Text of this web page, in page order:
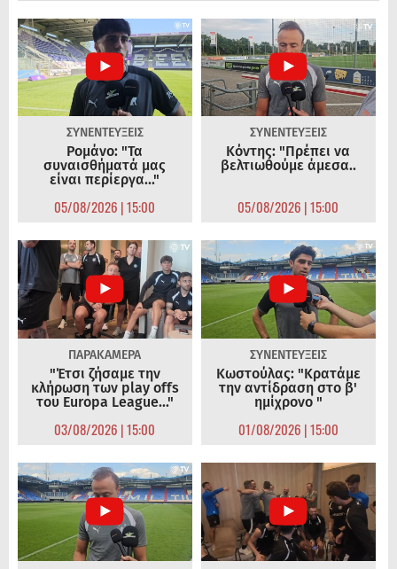
ΣΥΝΕΝΤΕΥΞΕΙΣ
Ρομάνο: "Τα
συναισθήματά μας
είναι περίεργα..."
05/08/2026 | 15:00
ΣΥΝΕΝΤΕΥΞΕΙΣ
Κόντης: "Πρέπει να
βελτιωθούμε άμεσα..
05/08/2026 | 15:00
ΠΑΡΑΚΑΜΕΡΑ
"Έτσι ζήσαμε την
κλήρωση των play offs
του Europa League..."
03/08/2026 | 15:00
ΣΥΝΕΝΤΕΥΞΕΙΣ
Κωστούλας: "Κρατάμε
την αντίδραση στο β'
ημίχρονο "
01/08/2026 | 15:00